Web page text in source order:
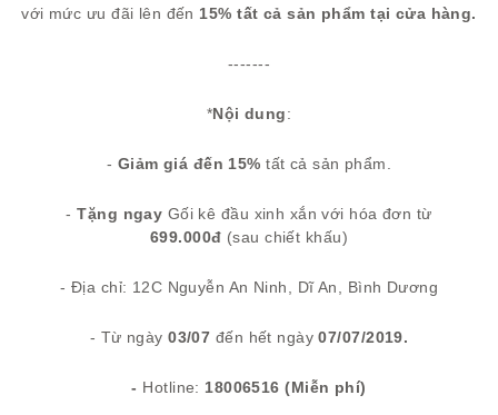
với mức ưu đãi lên đến 15% tất cả sản phẩm tại cửa hàng.
-------
*Nội dung:
- Giảm giá đến 15% tất cả sản phẩm.
-Tặng ngay Gối kê đầu xinh xắn với hóa đơn từ
699.000đ (sau chiết khấu)
- Địa chỉ: 12C Nguyễn An Ninh, Dĩ An, Bình Dương
- Từ ngày 03/07 đến hết ngày07/07/2019.
- Hotline: 18006516 (Miễn phí)